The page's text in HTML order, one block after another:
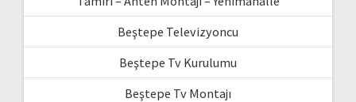
Beştepe Televizyoncu
Beştepe Tv Kurulumu
Beştepe Tv Montajı